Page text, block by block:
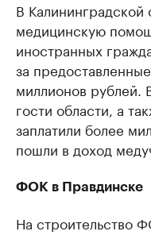
В
медицинскую
иностранных
за
миллионов рублей.
гости области, а
заплатили более
пошли в доход
ФОК в Правдинске
На строительство